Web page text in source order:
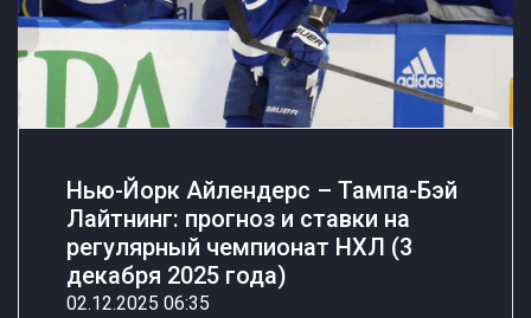
Нью-Йорк Айлендерс – Тампа-Бэй
Лайтнинг: прогноз и ставки на
регулярный чемпионат НХЛ (3
декабря 2025 года)
02.12.2025 06:35